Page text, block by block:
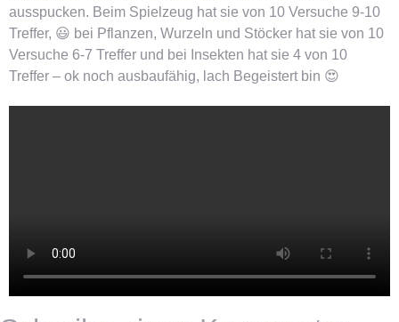
ausspucken. Beim Spielzeug hat sie von 10 Versuche 9-10
Treffer, 😃 bei Pflanzen, Wurzeln und Stöcker hat sie von 10
Versuche 6-7 Treffer und bei Insekten hat sie 4 von 10
Treffer – ok noch ausbaufähig, lach Begeistert bin 😍